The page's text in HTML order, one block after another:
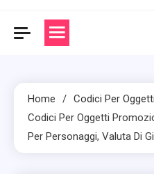
Home
Codici Per
Codici Per Oggetti
Per Personaggi, Valuta Di